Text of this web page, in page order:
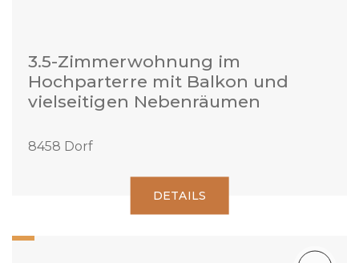
3.5-Zimmerwohnung im
Hochparterre mit Balkon und
vielseitigen Nebenräumen
8458 Dorf
DETAILS